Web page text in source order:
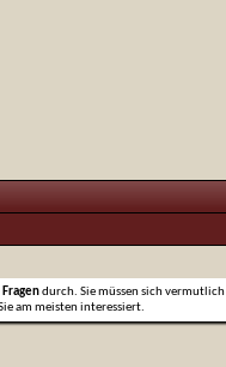
durch. Sie müssen sich vermutlich
am meisten interessiert.